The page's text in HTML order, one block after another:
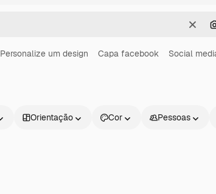
Personalize um design Capa facebook Social
Orientação Cor Pessoas